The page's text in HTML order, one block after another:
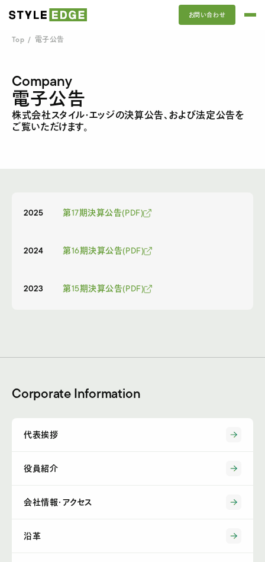
お問い合わせ
Top / 電子公告
Company
電子公告
株式会社スタイル・エッジの決算公告、および法定公告を
ご覧いただけます。
2025 第17期決算公告(PDF)
2024 第16期決算公告(PDF)
2023 第15期決算公告(PDF)
Corporate Information
代表挨拶
役員紹介
会社情報・アクセス
沿革